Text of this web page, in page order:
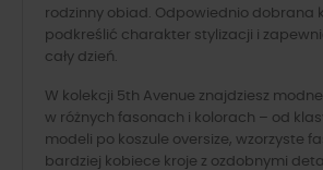
rodzinny obiad. Odpowiednio dobrana
podkreślić charakter stylizacji i
cały dzień.
W kolekcji 5th Avenue znajdziesz
w różnych fasonach i kolorach – od
modeli po koszule oversize, wzorzyste
bardziej kobiece kroje z ozdobnymi